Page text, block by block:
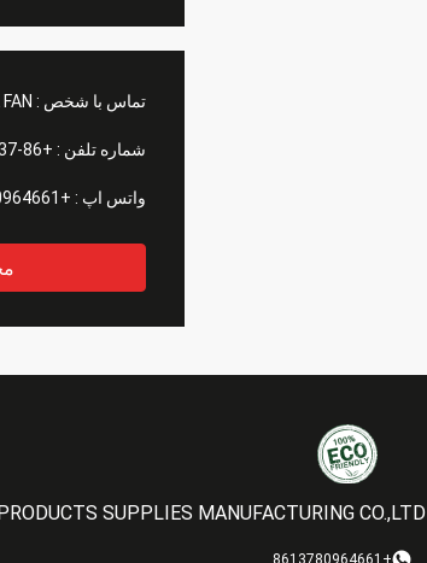
تماس با شخص : FAN
شماره تلفن : +86-137-8096-4661
واتس اپ : +8613780964661
SUPPLIES MANUFACTURING CO.,LTD.
+8613780964661